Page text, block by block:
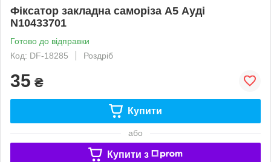
Фіксатор закладна саморіза А5 Ауді
N10433701
Готово до відправки
Код: DF-18285
Роздріб
35 ₴
Купити
або
Купити з